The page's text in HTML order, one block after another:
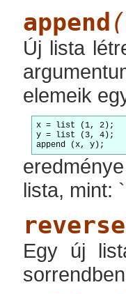
append
Új lista
elemeik
x = list (1, 2);
y = list (3, 4);
append (x, y);
lista, mint:
reverse
Egy új